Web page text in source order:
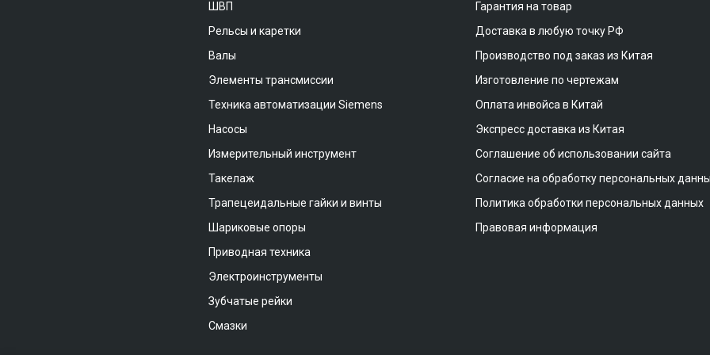
ШВП
Рельсы и каретки
Валы
Элементы трансмиссии
Техника автоматизации Siemens
Насосы
Измерительный инструмент
Такелаж
Трапецеидальные гайки и винты
Шариковые опоры
Приводная техника
Электроинструменты
Зубчатые рейки
Смазки
Гарантия на товар
Доставка в любую точку РФ
Производство под заказ из Китая
Изготовление по чертежам
Оплата инвойса в Китай
Экспресс доставка из Китая
Соглашение об использовании сайта
Согласие на обработку персональных
Политика обработки персональных данных
Правовая информация